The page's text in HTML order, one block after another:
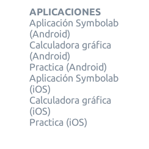
APLICACIONES
Aplicación Symbolab
(Android)
Calculadora gráfica
(Android)
Practica (Android)
Aplicación Symbolab
(iOS)
Calculadora gráfica
(iOS)
Practica (iOS)